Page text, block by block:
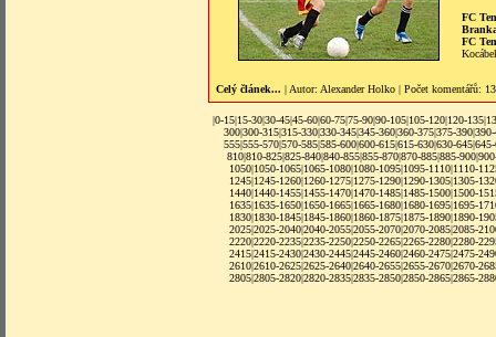
FC
FC
Celý článek... | Autor: Alexander Holko | Počet komentářů:
|0-15|15-30|30-45|45-60|60-75|75-90|90-105|105-120|120-135|
300|300-315|315-330|330-345|345-360|360-375|375-390|
555|555-570|570-585|585-600|600-615|615-630|630-645|
810|810-825|825-840|840-855|855-870|870-885|885-900|
1050|1050-1065|1065-1080|1080-1095|1095-1110|1110-
1245|1245-1260|1260-1275|1275-1290|1290-1305|1305-
1440|1440-1455|1455-1470|1470-1485|1485-1500|1500-
1635|1635-1650|1650-1665|1665-1680|1680-1695|1695-
1830|1830-1845|1845-1860|1860-1875|1875-1890|1890-
2025|2025-2040|2040-2055|2055-2070|2070-2085|2085-
2220|2220-2235|2235-2250|2250-2265|2265-2280|2280-
2415|2415-2430|2430-2445|2445-2460|2460-2475|2475-
2610|2610-2625|2625-2640|2640-2655|2655-2670|2670-
2805|2805-2820|2820-2835|2835-2850|2850-2865|2865-